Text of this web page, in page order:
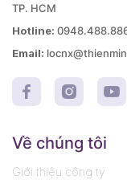
TP. HCM
Hotline:
Email:
Về chúng tôi
Giới thiệu công ty